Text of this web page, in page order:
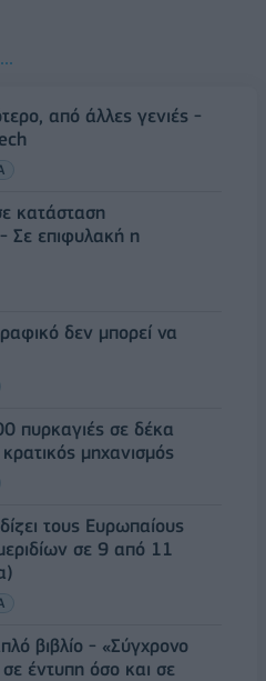
από άλλες γενιές -
κατάσταση
Σε επιφυλακή η
δεν μπορεί να
πυρκαγιές σε δέκα
μηχανισμός
τους Ευρωπαίους
σε 9 από 11
βιβλίο - «Σύγχρονο
σε έντυπη όσο και σε